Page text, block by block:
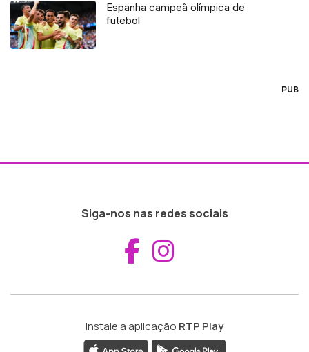
Espanha campeã olímpica de
futebol
PUB
Siga-nos nas redes sociais
Aceder ao
Instale a aplicação RTP Play